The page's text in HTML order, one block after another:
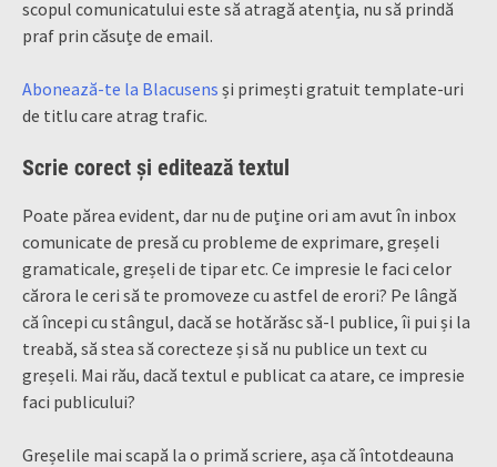
scopul comunicatului este să atragă atenția, nu să prindă
praf prin căsuțe de email.
Abonează-te la Blacusens și primești gratuit template-uri
de titlu care atrag trafic.
Scrie corect și editează textul
Poate părea evident, dar nu de puține ori am avut în inbox
comunicate de presă cu probleme de exprimare, greșeli
gramaticale, greșeli de tipar etc. Ce impresie le faci celor
cărora le ceri să te promoveze cu astfel de erori? Pe lângă
că începi cu stângul, dacă se hotărăsc să-l publice, îi pui și la
treabă, să stea să corecteze și să nu publice un text cu
greșeli. Mai rău, dacă textul e publicat ca atare, ce impresie
faci publicului?
Greșelile mai scapă la o primă scriere, așa că întotdeauna